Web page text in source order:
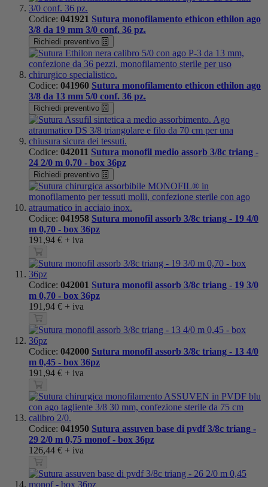
Codice: 041921 Sutura monofilamento ethicon ethilon ago
3/8 da 19 mm 3/0 conf. 36 pz.
Richiedi preventivo
Codice: 041960 Sutura monofilamento ethicon ethilon ago
3/8 da 13 mm 5/0 conf. 36 pz.
Richiedi preventivo
Codice: 042011 Sutura monofil medio assorb 3/8c triang -
24 2/0 m 0,70 - box 36pz
Richiedi preventivo
Codice: 041958 Sutura monofil assorb 3/8c triang - 19 4/0
m 0,70 - box 36pz
191,94 € + iva
Codice: 042001 Sutura monofil assorb 3/8c triang - 19 3/0
m 0,70 - box 36pz
191,94 € + iva
Codice: 042000 Sutura monofil assorb 3/8c triang - 13 4/0
m 0,45 - box 36pz
191,94 € + iva
Codice: 041950 Sutura assuven base di pvdf 3/8c triang -
29 2/0 m 0,75 monof - box 36pz
126,44 € + iva